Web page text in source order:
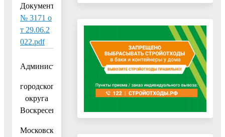
Документ:
№ 3171 о
т 29.06.2
022.pdf
Администрация
городского
округа
Воскресенск
Московской